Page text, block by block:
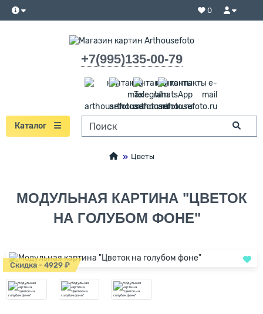
0
+7(995)135-00-79
Каталог
Цветы
МОДУЛЬНАЯ КАРТИНА "ЦВЕТОК
НА ГОЛУБОМ ФОНЕ"
Скидка - 4929 ₽